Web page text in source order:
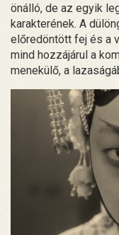
önálló, de az egyik
karakterének. A
előredöntött fej és a
mind hozzájárul a
menekülő, a